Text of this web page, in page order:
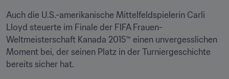
Auch die U.S.-amerikanische Mittelfeldspielerin Carli
Lloyd steuerte im Finale der FIFA Frauen-
Weltmeisterschaft Kanada 2015™ einen unvergesslichen
Moment bei, der seinen Platz in der Turniergeschichte
bereits sicher hat.